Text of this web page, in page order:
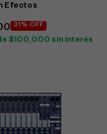
Efectos
31% OFF
$100,000 sin interés